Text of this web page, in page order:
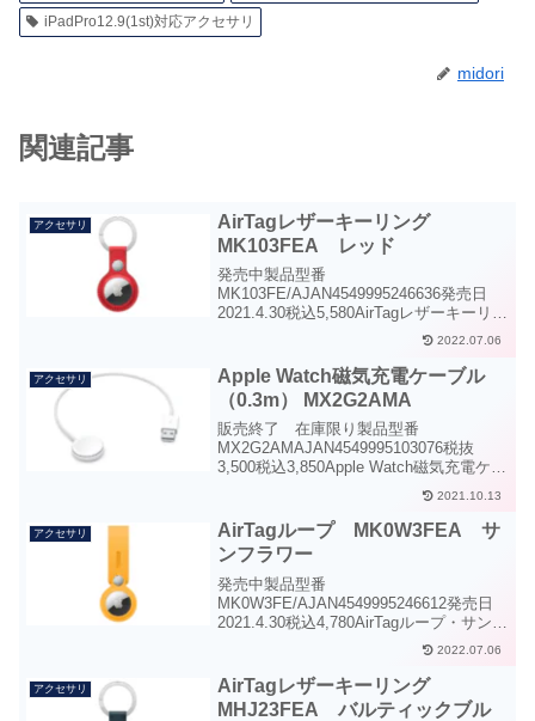
iPadPro12.9(1st)対応アクセサリ
midori
関連記事
アクセサリ
AirTagレザーキーリング
MK103FEA レッド
発売中製品型番
MK103FE/AJAN4549995246636発売日
2021.4.30税込5,580AirTagレザーキーリン
グ・レッドAirTagレザーキーリングレッ
ド考え抜かれたデザインのレザーキーリ
ングには、最上質の素材が使われてい...
2022.07.06
アクセサリ
Apple Watch磁気充電ケーブル
（0.3m） MX2G2AMA
販売終了 在庫限り製品型番
MX2G2AMAJAN4549995103076税抜
3,500税込3,850Apple Watch磁気充電ケー
ブル（0.3m）Apple Watch磁気充電ケー
ブル（0.3m）midoriAppleWatchに付属...
2021.10.13
アクセサリ
AirTagループ MK0W3FEA サ
ンフラワー
発売中製品型番
MK0W3FE/AJAN4549995246612発売日
2021.4.30税込4,780AirTagループ・サンフ
ラワーAirTagループサンフラワー軽くて
耐久性に優れたポリウレタン製。AirTag
をあらゆるバッグにしっかり取...
2022.07.06
アクセサリ
AirTagレザーキーリング
MHJ23FEA バルティックブル